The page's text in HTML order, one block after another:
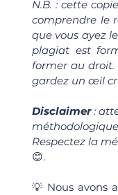
N.B. : cette
comprendre le
que vous ayez
plagiat est
former au droit.
gardez un œil
Disclaimer :
Respectez la
😊.
💡 Nous avons